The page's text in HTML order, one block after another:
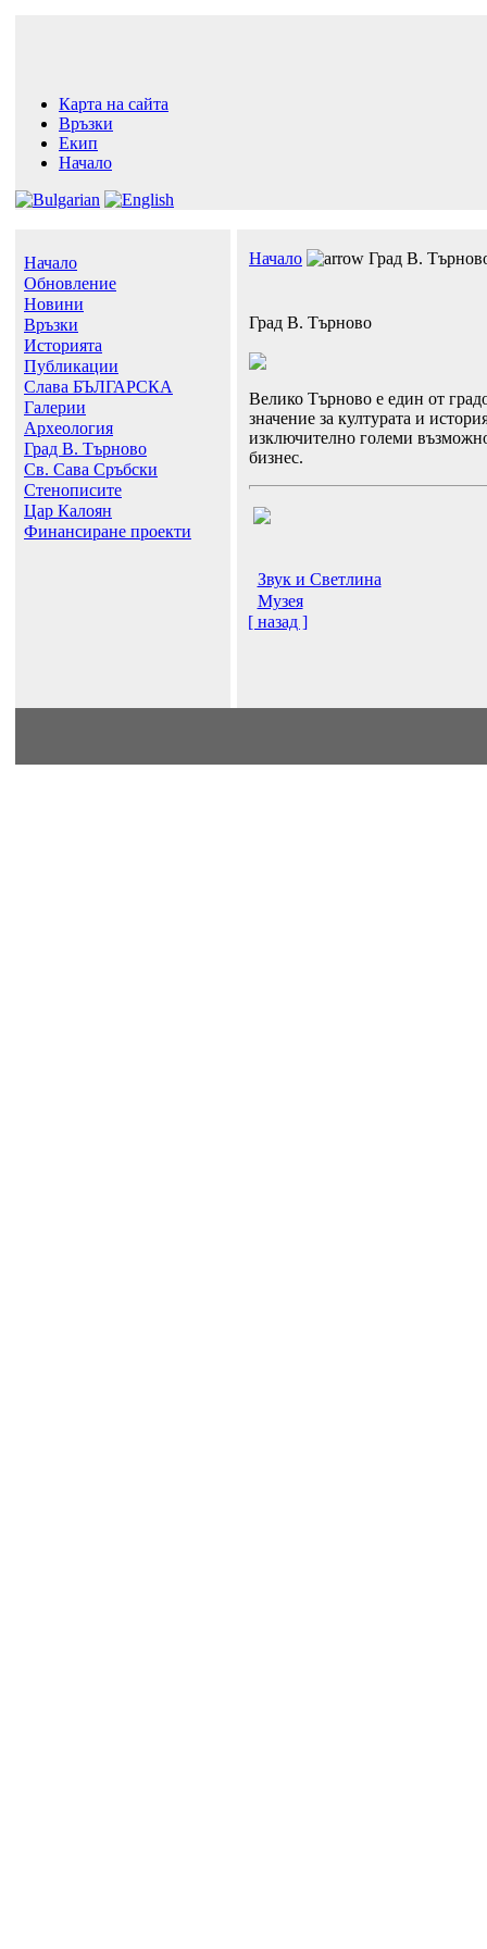
Карта на сайта
Връзки
Екип
Начало
Начало
Обновление
Новини
Връзки
Историята
Публикации
Слава БЪЛГАРСКА
Галерии
Археология
Град В. Търново
Св. Сава Сръбски
Стенописите
Цар Калоян
Финансиране проекти
Начало Град В.
Град В. Търново
Велико Търново е един от
значение за културата и
изключително големи
бизнес.
Звук и Светлина
Музея
[ назад ]